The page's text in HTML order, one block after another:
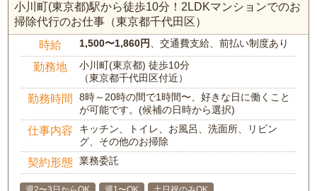
小川町(東京都)駅から徒歩10分！2LDKマンションでのお
掃除代行のお仕事（東京都千代田区）
時給 1,500〜1,860円 、交通費支給、前払い制度あり
勤務地
小川町(東京都) 徒歩10分
（東京都千代田区付近）
勤務時間
8時～20時の間で1時間〜、好きな日に働くこと
が可能です。(候補の日時から選択)
仕事内容
キッチン、トイレ、お風呂、洗面所、リビン
グ、その他のお掃除
契約形態 業務委託